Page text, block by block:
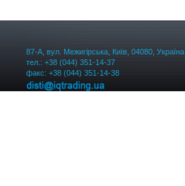
87-А, вул. Межигірська, Київ, 04080, Україна
тел.: +38 (044) 351-14-37
факс: +38 (044) 351-14-38